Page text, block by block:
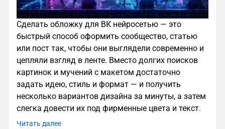
Сделать обложку для ВК нейросетью — это
быстрый способ оформить сообщество, статью
или пост так, чтобы они выглядели современно и
цепляли взгляд в ленте. Вместо долгих поисков
картинок и мучений с макетом достаточно
задать идею, стиль и формат — и получить
несколько вариантов дизайна за минуты, а затем
слегка довести их под фирменные цвета и текст.
Читать далее